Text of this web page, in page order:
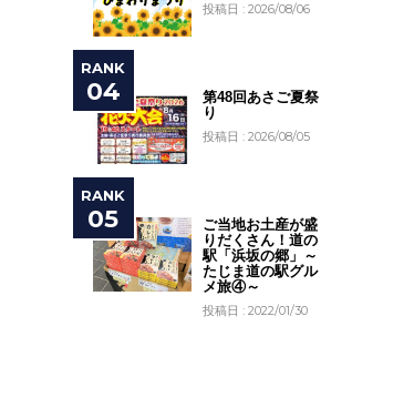
投稿日 : 2026/08/06
第48回あさご夏祭
り
投稿日 : 2026/08/05
ご当地お土産が盛
りだくさん！道の
駅「浜坂の郷」～
たじま道の駅グル
メ旅④～
投稿日 : 2022/01/30